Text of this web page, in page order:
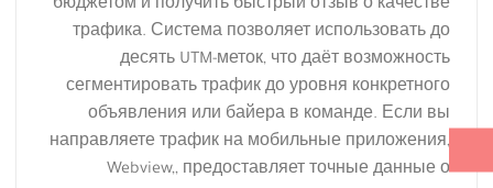
бюджетом и получить быстрый отзыв о качестве
трафика. Система позволяет использовать до
десять UTM-меток, что даёт возможность
сегментировать трафик до уровня конкретного
объявления или байера в команде. Если вы
направляете трафик на мобильные приложения,
Webview,, предоставляет точные данные о